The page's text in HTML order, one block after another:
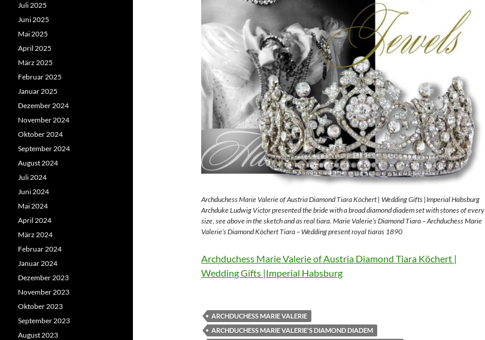
Archduchess Marie Valerie of Austria Diamond Tiara Köchert | Wedding Gifts |Imperial Habsburg
Archduke Ludwig Victor presented the bride with a broad diamond diadem set with stones of every
size, see above in the sketch and as real tiara. Marie Valerie’s Diamond Tiara – Archduchess Marie
Valerie’s Diamond Köchert Tiara – Wedding present royal tiaras 1890
Archduchess Marie Valerie of Austria Diamond Tiara Köchert |
Wedding Gifts |Imperial Habsburg
ARCHDUCHESS MARIE VALERIE
ARCHDUCHESS MARIE VALERIE'S DIAMOND DIADEM
Juli 2025
Juni 2025
Mai 2025
April 2025
März 2025
Februar 2025
Januar 2025
Dezember 2024
November 2024
Oktober 2024
September 2024
August 2024
Juli 2024
Juni 2024
Mai 2024
April 2024
März 2024
Februar 2024
Januar 2024
Dezember 2023
November 2023
Oktober 2023
September 2023
August 2023